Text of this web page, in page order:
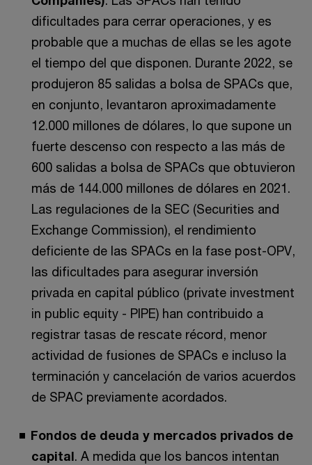
dificultades para cerrar operaciones, y es
probable que a muchas de ellas se les agote
el tiempo del que disponen. Durante 2022, se
produjeron 85 salidas a bolsa de SPACs que,
en conjunto, levantaron aproximadamente
12.000 millones de dólares, lo que supone un
fuerte descenso con respecto a las más de
600 salidas a bolsa de SPACs que obtuvieron
más de 144.000 millones de dólares en 2021.
Las regulaciones de la SEC (Securities and
Exchange Commission), el rendimiento
deficiente de las SPACs en la fase post-OPV,
las dificultades para asegurar inversión
privada en capital público (private investment
in public equity - PIPE) han contribuido a
registrar tasas de rescate récord, menor
actividad de fusiones de SPACs e incluso la
terminación y cancelación de varios acuerdos
de SPAC previamente acordados.
Fondos de deuda y mercados privados de
capital. A medida que los bancos intentan